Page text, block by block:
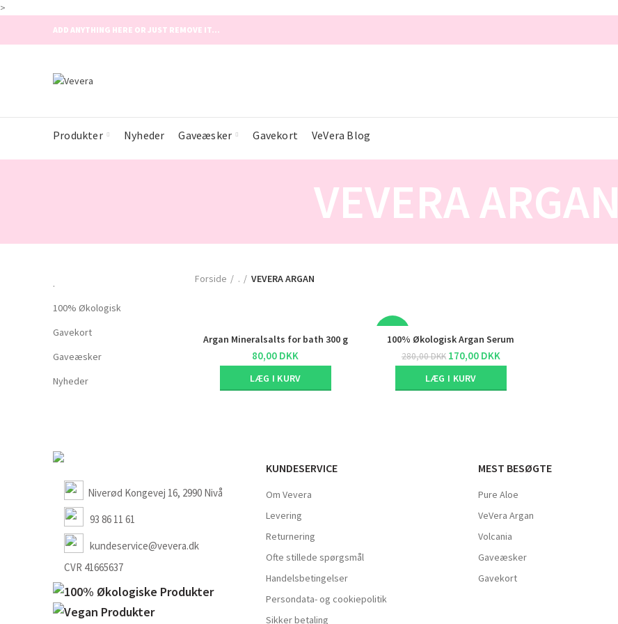
>
ADD ANYTHING HERE OR JUST REMOVE IT…
Produkter Nyheder Gaveæsker Gavekort VeVera Blog
VEVERA ARGAN
.
100% Økologisk
Gavekort
Gaveæsker
Nyheder
Forside . VEVERA ARGAN
Argan Mineralsalts for bath 300 g
80,00 DKK
LÆG I KURV
100% Økologisk Argan Serum
280,00DKK 170,00 DKK
LÆG I KURV
Niverød Kongevej 16, 2990 Nivå
93 86 11 61
kundeservice@vevera.dk
CVR 41665637
KUNDESERVICE
Om Vevera
Levering
Returnering
Ofte stillede spørgsmål
Handelsbetingelser
Persondata- og cookiepolitik
Sikker betaling
MEST BESØGTE
Pure Aloe
VeVera Argan
Volcania
Gaveæsker
Gavekort